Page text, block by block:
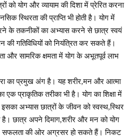
को योग और व्यायाम की दिशा में प्रेरित करना
स्थिरता की प्राप्ति भी होती है। योग में
के तकनीकों का अभ्यास करने से छात्र स्वयं
गतिविधियों को नियंत्रित कर सकते हैं।
और सामरिक क्षमता में योग के अभूतपूर्व लाभ
का प्रमुख अंग है। यह शरीर,मन और आत्मा
प्राकृतिक तरीका भी है। योग का शिक्षा में
इसका अभ्यास छात्रों के जीवन को स्वस्थ,स्थिर
छात्र अपने दिमाग,शरीर और मन को योग
सफलता की ओर अग्रसर हो सकते हैं। निकट